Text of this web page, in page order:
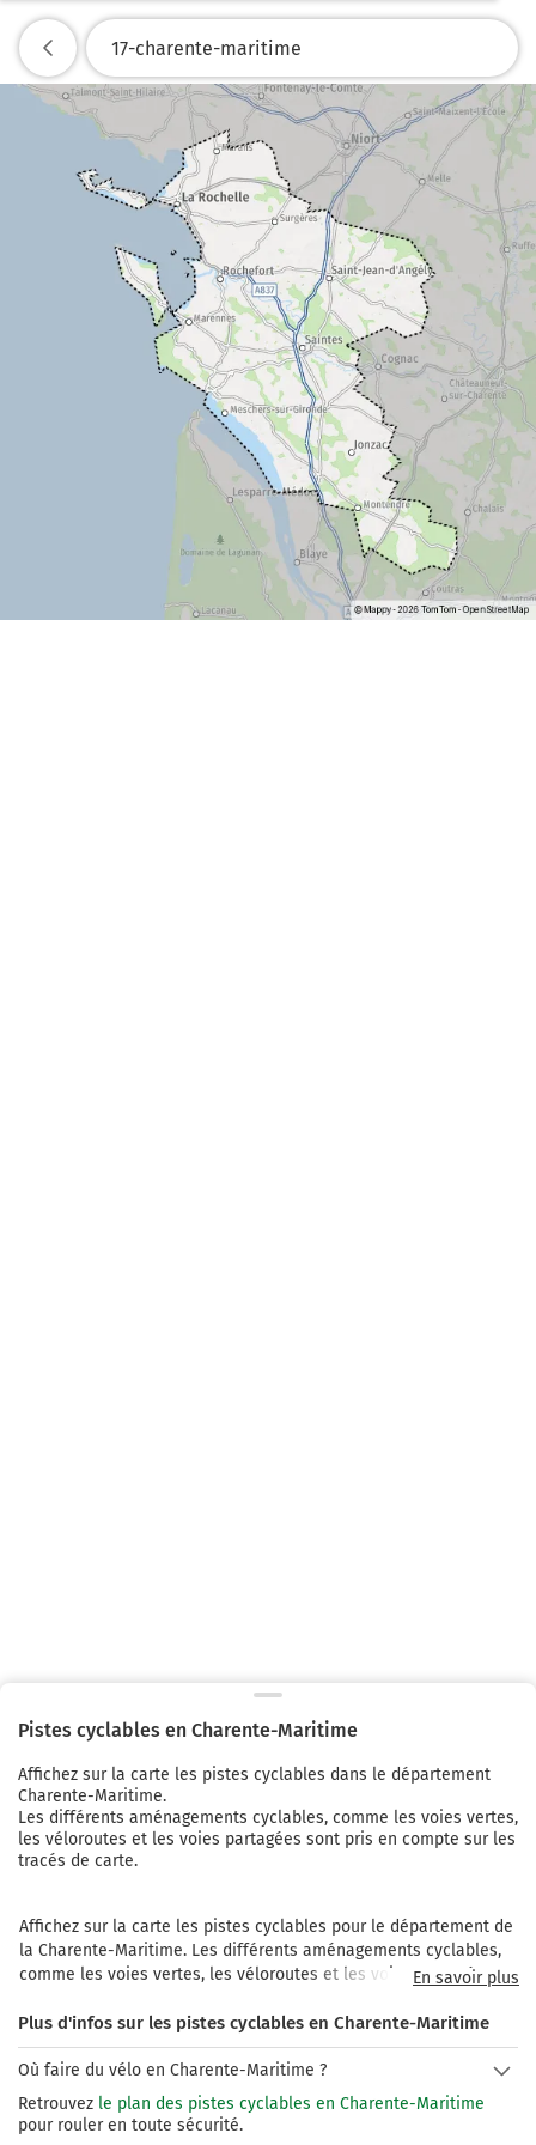
Pistes cyclables en Charente-Maritime
Affichez sur la carte les pistes cyclables dans le département
Charente-Maritime.
Les différents aménagements cyclables, comme les voies vertes,
les véloroutes et les voies partagées sont pris en compte sur les
tracés de carte.
Affichez sur la carte les pistes cyclables pour le département de
la Charente-Maritime. Les différents aménagements cyclables,
comme les voies vertes, les véloroutes et les voies partagées
itinéraires à vélo pour découvrir la Charente-Maritime : la
Vélodyssée (164 km de Charron à Royan), le Canal des deux mers
à vélo (63 km de Royan à Vitrezay), la Vélo Francette (44 km de
La Ronde à La Rochelle), la Scandibérique (30 km de
Chevanceaux à Cercoux), la Flow Vélo (124 km de Salignac-sur-
En savoir plus
Plus d'infos sur les pistes cyclables en Charente-Maritime
Où faire du vélo en Charente-Maritime ?
Retrouvez le plan des pistes cyclables en Charente-Maritime
pour rouler en toute sécurité.